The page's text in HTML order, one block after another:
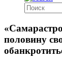
половину